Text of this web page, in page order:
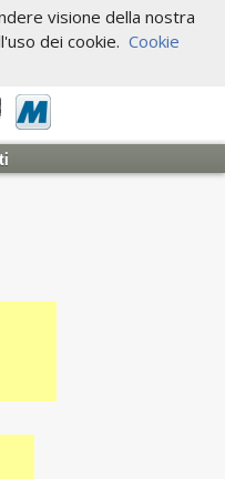
visione della nostra
dei cookie. Cookie